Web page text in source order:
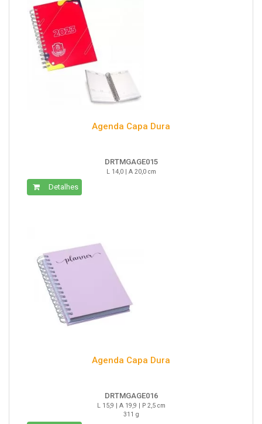
Agenda Capa Dura
DRTMGAGE015
L 14,0 | A 20,0 cm
Detalhes
Agenda Capa Dura
DRTMGAGE016
L 15,9 | A 19,9 | P 2,5 cm
311 g